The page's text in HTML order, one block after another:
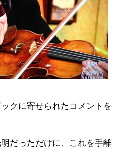
クに寄せられたコメントを
だっただけに、これを手離